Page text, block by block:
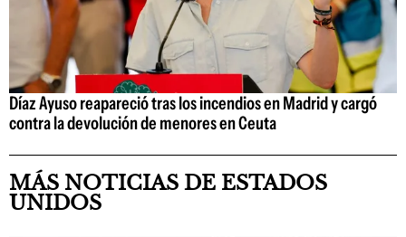
Díaz Ayuso reapareció tras los incendios en Madrid y cargó
contra la devolución de menores en Ceuta
MÁS NOTICIAS DE ESTADOS
UNIDOS